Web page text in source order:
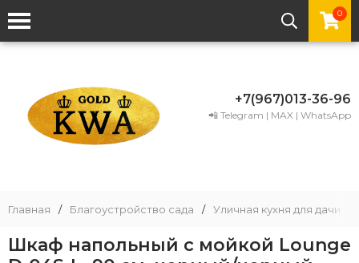
0
+7(967)013-36-96
📲 Telegram | MAX | WhatsApp
Главная / Благоустройство сада / Уличная кухня для дачи
Шкаф напольный с мойкой Lounge